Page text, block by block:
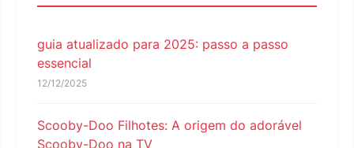
guia atualizado para 2025: passo a passo
essencial
12/12/2025
Scooby-Doo Filhotes: A origem do adorável
Scooby-Doo na TV